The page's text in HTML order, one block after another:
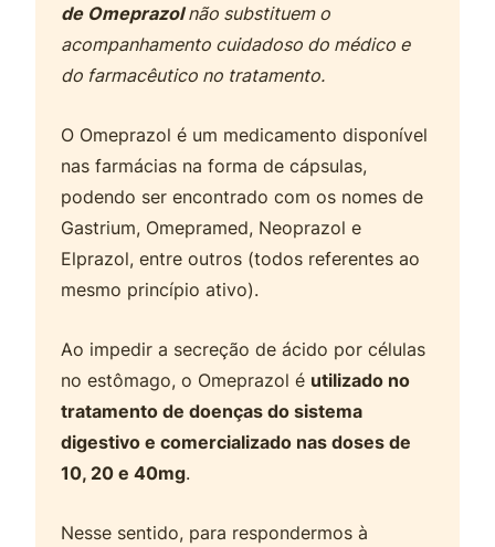
de Omeprazolnão substituem o
acompanhamento cuidadoso do médico e
do farmacêutico no tratamento.
O Omeprazol é um medicamento disponível
nas farmácias na forma de cápsulas,
podendo ser encontrado com os nomes de
Gastrium, Omepramed, Neoprazol e
Elprazol, entre outros (todos referentes ao
mesmo princípio ativo).
Ao impedir a secreção de ácido por células
no estômago, o Omeprazol é utilizado no
tratamento de doenças do sistema
digestivo e comercializado nas doses de
10, 20 e 40mg.
Nesse sentido, para respondermos à